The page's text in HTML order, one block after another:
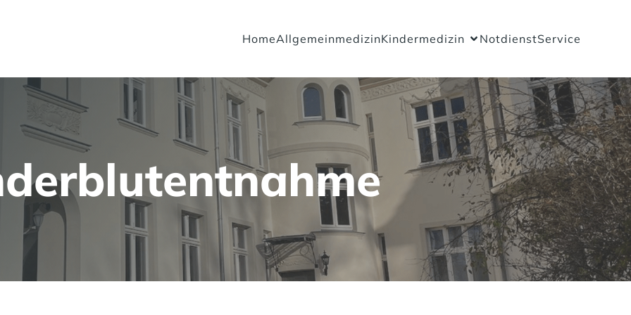
HomeAllgemeinmedizinKindermedizin NotdienstService